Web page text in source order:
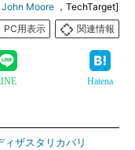
John Moore ，TechTarget]
PC用表示
関連情報
Hatena
ィザスタリカバリ